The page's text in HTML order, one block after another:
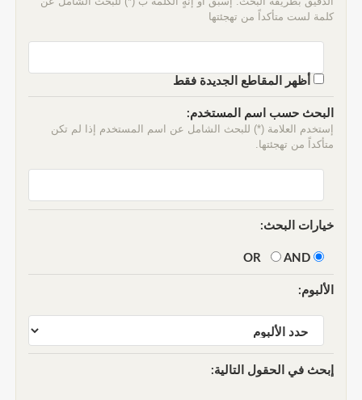
كلمة لست متأكداً من تهجئتها
أظهر المقاطع الجديدة فقط
البحث حسب اسم المستخدم:
إستخدم العلامة (*) للبحث الشامل عن اسم المستخدم إذا لم تكن
متأكداً من تهجئتها.
خيارات البحث:
AND
الألبوم:
إبحث في الحقول التالية: